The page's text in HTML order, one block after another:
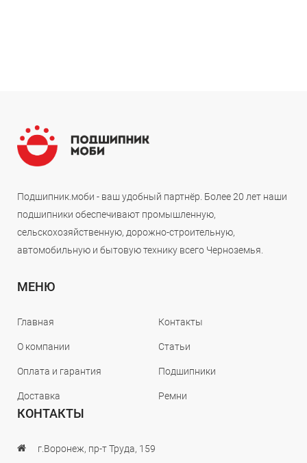
Подшипник.моби - ваш удобный партнёр. Более 20 лет наши
подшипники обеспечивают промышленную,
сельскохозяйственную, дорожно-строительную,
автомобильную и бытовую технику всего Черноземья.
МЕНЮ
Главная
О компании
Оплата и гарантия
Доставка
Контакты
Статьи
Подшипники
Ремни
КОНТАКТЫ
г.Воронеж, пр-т Труда, 159